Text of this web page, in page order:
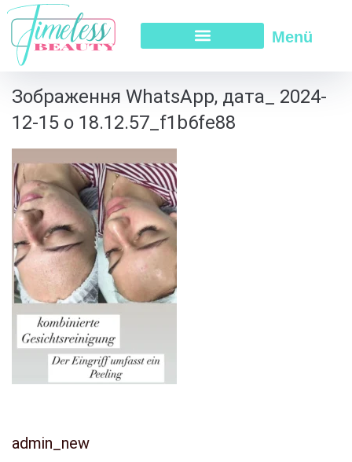
Menü
Зображення WhatsApp, дата_ 2024-
12-15 о 18.12.57_f1b6fe88
admin_new